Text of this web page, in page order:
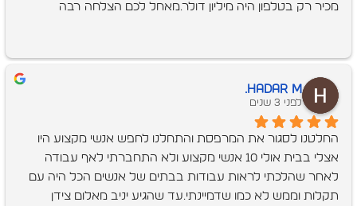
מכיר רק בטלפון היה מיליון דולר.מאחל לכם הצלחה רבה
Hadar M.
לפני 3 שנים
החלטנו לסגור את המרפסת והתחלנו לחפש אנשי מקצוע היו
אצלי בבית אולי 10 אנשי מקצוע ולא התחברתי לאף עבודה
לאחר שהלכתי לראות עבודות בבתים של אנשים הכל היה עם
תקלות וממש לא כמו שדמיינתי.עד שהגיע יניב מאלום צידן